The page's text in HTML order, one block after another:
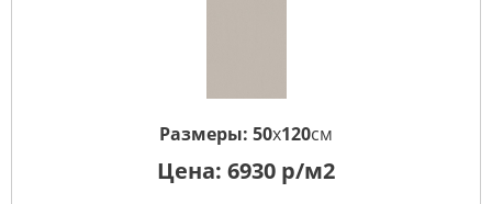
Размеры: 50x120см
Цена: 6930 р/м2